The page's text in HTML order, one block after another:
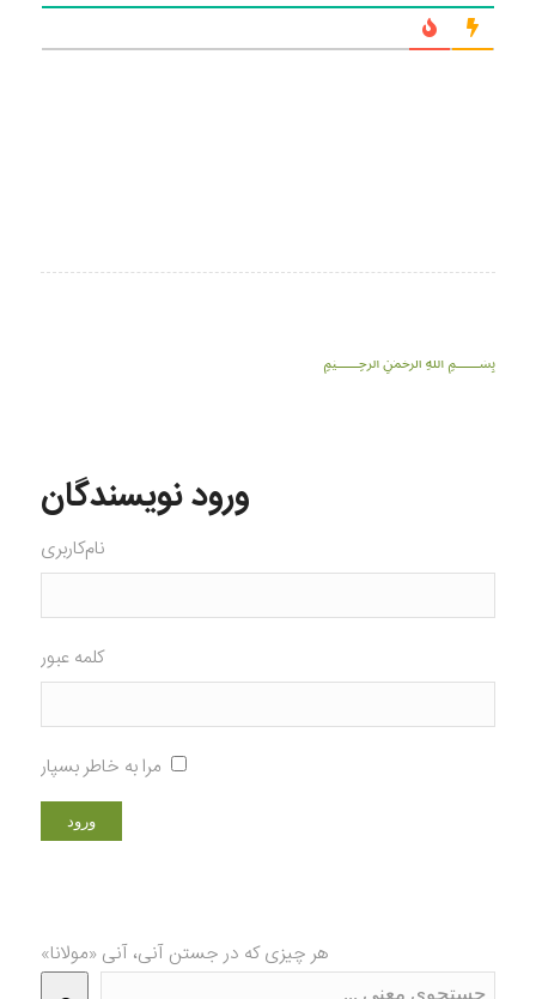
﷽
ورود نویسندگان
نام‌کاربری
کلمه عبور
مرا به خاطر بسپار
هر چیزی که در جستن آنی، آنی «مولانا»